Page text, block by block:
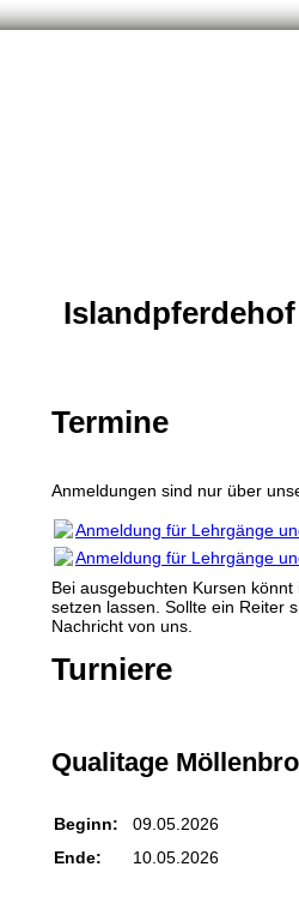
Termine
Anmeldungen sind nur über
Anmeldung für Lehrgänge
Anmeldung für Lehrgänge
Bei ausgebuchten Kursen
setzen lassen. Sollte ein Reiter
Nachricht von uns.
Turniere
Qualitage
Beginn:
09.05.2026
Ende:
10.05.2026